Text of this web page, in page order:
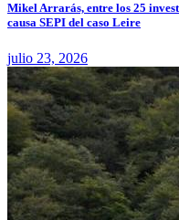
Mikel Arrarás, entre los 25
causa SEPI del caso Leire
julio 23, 2026